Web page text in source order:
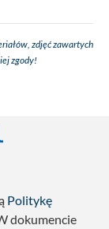
zdjęć zawartych
zgody!
Politykę
dokumencie